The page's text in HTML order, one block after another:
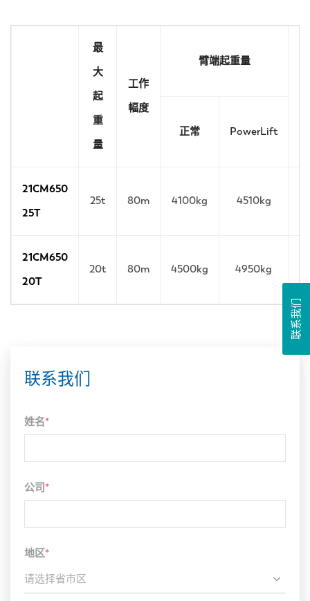
最
大
起
重
量
工作
幅度
臂端起重量
正常 PowerLift
21CM650
25T
25t 80m 4100kg 4510kg
21CM650
20T
20t 80m 4500kg 4950kg
联系我们
姓名*
公司 *
地区*
请选择省市区
联系我们